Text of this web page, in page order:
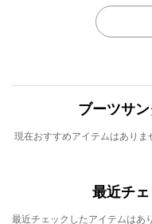
ブーツサ
現在おすすめアイテムはありま
最近チ
最近チェックしたアイテムはあ